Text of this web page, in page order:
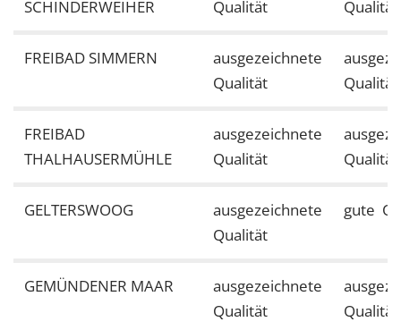
SCHINDERWEIHER
Qualität
Qualität
FREIBAD SIMMERN
ausgezeichnete
Qualität
Qualität
FREIBAD
THALHAUSERMÜHLE
ausgezeichnete
Qualität
Qualität
GELTERSWOOG
ausgezeichnete
Qualität
gute
GEMÜNDENER MAAR
ausgezeichnete
Qualität
Qualität